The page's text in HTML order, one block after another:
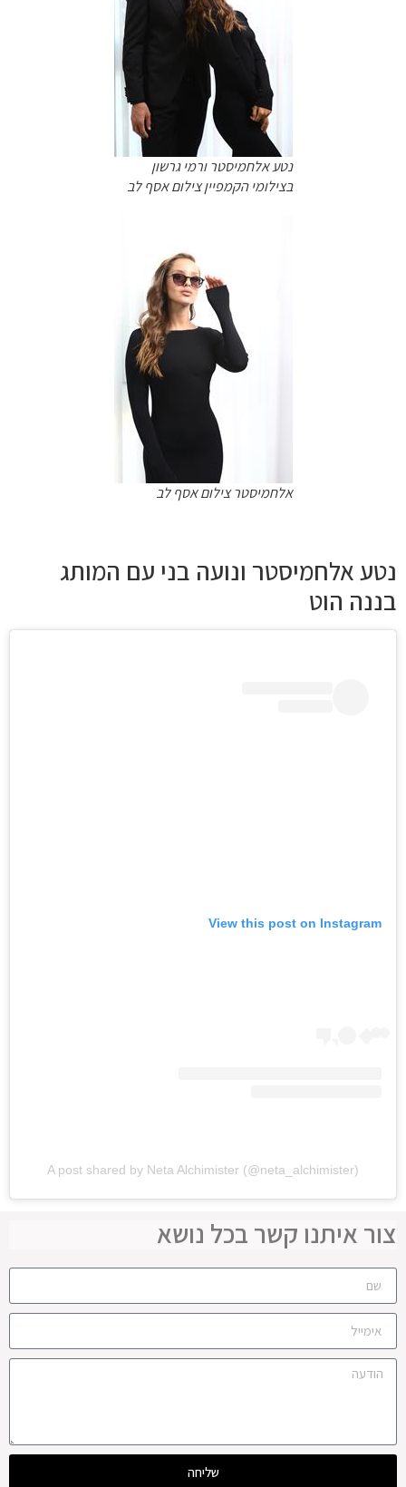
נטע אלחמיסטר ורמי גרשון
בצילומי הקמפיין צילום אסף לב
אלחמיסטר צילום אסף לב
נטע אלחמיסטר ונועה בני עם המותג
בננה הוט
View this post on Instagram
A post shared by Neta Alchimister (@neta_alchimister)
צור איתנו קשר בכל נושא
שליחה